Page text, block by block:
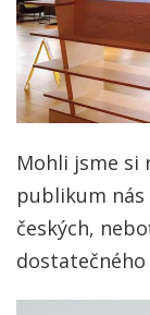
Mohli jsme si
publikum nás
českých,